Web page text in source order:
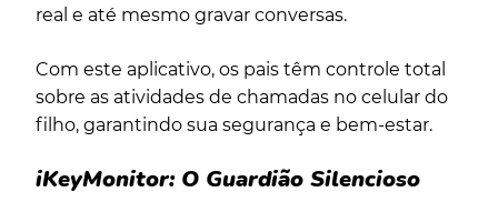
real e até mesmo gravar conversas.
Com este aplicativo, os pais têm controle total
sobre as atividades de chamadas no celular do
filho, garantindo sua segurança e bem-estar.
iKeyMonitor: O Guardião Silencioso